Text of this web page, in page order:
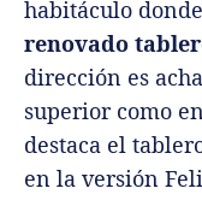
habitáculo
renovado
dirección es
superior como
destaca el
en la versión